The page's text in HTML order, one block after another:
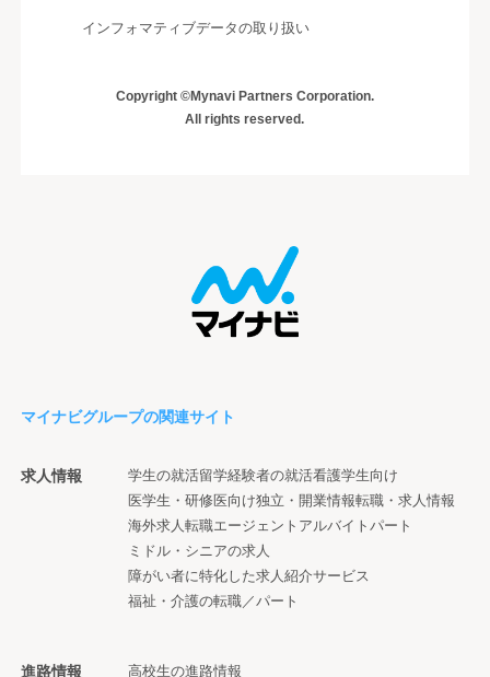
インフォマティブデータの取り扱い
Copyright ©Mynavi Partners Corporation.
All rights reserved.
マイナビグループの関連サイト
求人情報 学生の就活留学経験者の就活看護学生向け
医学生・研修医向け独立・開業情報転職・求人情報
海外求人 転職エージェント アルバイト パート
ミドル・シニアの求人
障がい者に特化した求人紹介サービス
福祉・介護の転職／パート
進路情報 高校生の進路情報